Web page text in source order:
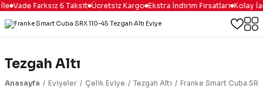
Vade Farksız 6 Taksit Ücretsiz Kargo Ekstra İndirim Fırsatları Kolay
Tezgah Altı
Anasayfa Eviyeler Çelik Eviye Tezgah Altı Franke Smart Cuba